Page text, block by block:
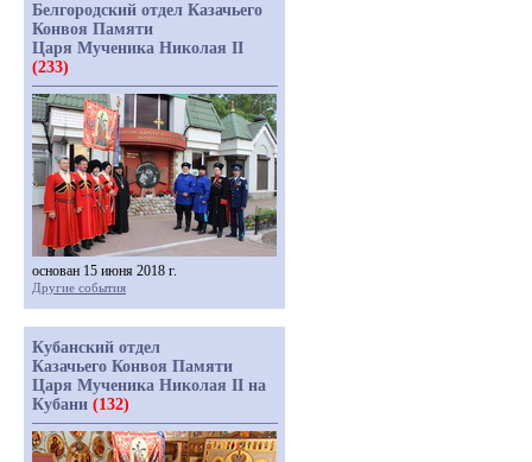
Белгородский отдел Казачьего
Конвоя Памяти
Царя Мученика Николая II
(233)
основан 15 июня 2018 г.
Другие события
Кубанский отдел
Казачьего Конвоя Памяти
Царя Мученика Николая II на
Кубани (132)